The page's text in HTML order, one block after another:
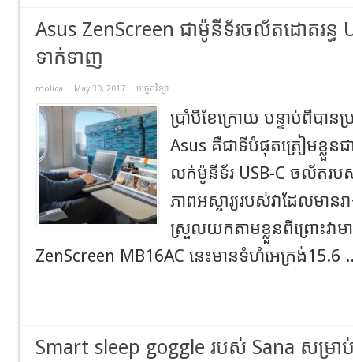
Asus ZenScreen ជាម៉ូនីទ័រចល័តដោតរន្ធ
ទាក់ទាញ
molica May 30, 2017 បច្ចេកវិទ្យា
ប្រាំបីខែក្រោយ បន្ទាប់ពីបា
Asus គឺជាទីបំផុតត្រៀមខ្លួនជ
លក់ម៉ូនីទ័រ USB-C ចល័តរបស់
ភាពអស្ចារ្យរបស់វាដែលមាន
ស្រួលយកតាមខ្លួនពីព្រោះវា
ZenScreen MB16AC នេះមានទំហំអេក្រង់15.6
Smart sleep goggle របស់ Sana សម្រាប់